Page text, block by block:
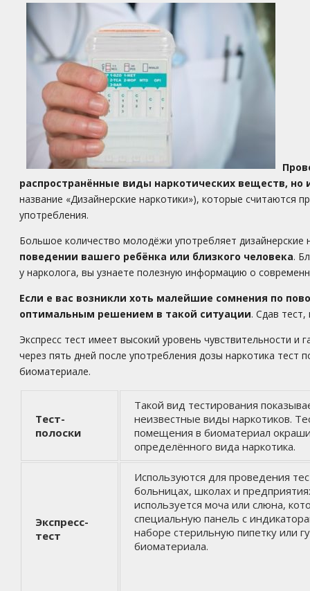
распространённые виды наркотических веществ, но
название «Дизайнерские наркотики»), которые считаются
употребления.
Большое количество молодёжи употребляет
поведении вашего ребёнка или близкого человека.
у нарколога, вы узнаете полезную информацию о
Если e вас возникли хоть малейшие сомнения по
оптимальным решением в такой ситуации. Сдав
Экспресс тест имеет высокий уровень чувствительности
через пять дней после употребления дозы наркотика
биоматериале.
Тест-
полоски
Такой вид тестирования
неизвестные виды наркотиков.
помещения в биоматериал
определённого вида наркотика.
Экспресс-
тест
Используются для проведения
больницах, школах и
используется моча или слюна,
специальную панель с
наборе стерильную пипетку или
биоматериала.